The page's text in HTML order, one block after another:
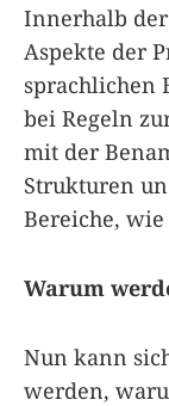
Innerhalb
Aspekte der
sprachlichen
bei Regeln
mit der
Strukturen
Bereiche,
Warum
Nun kann
werden,